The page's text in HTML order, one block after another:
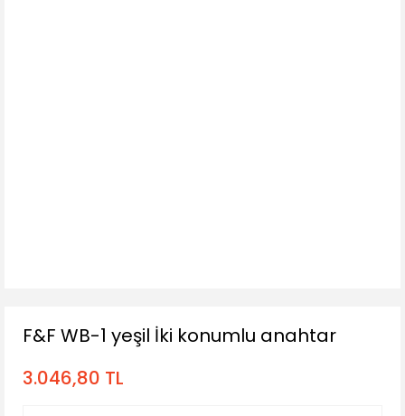
F&F WB-1 yeşil İki konumlu anahtar
3.046,80 TL